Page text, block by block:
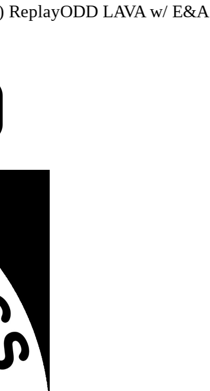
ODD LAVA w/ E&A